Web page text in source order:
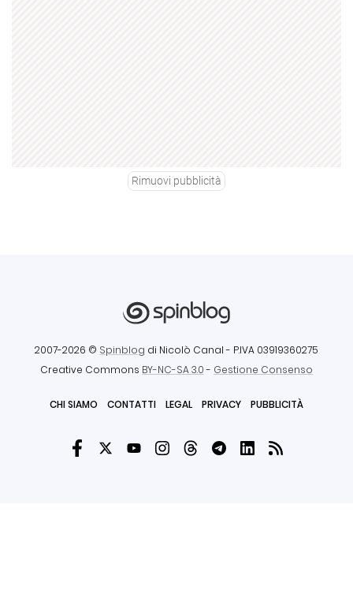
Rimuovi pubblicità
2007-2026 © Spinblog di Nicolò Canal - P.IVA 03919360275
Creative Commons BY-NC-SA 3.0- Gestione Consenso
CHI SIAMO CONTATTI LEGAL PRIVACY PUBBLICITÀ